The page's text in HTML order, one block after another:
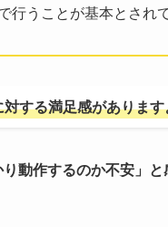
うことが基本とされて
する満足感がありま
動作するのか不安」